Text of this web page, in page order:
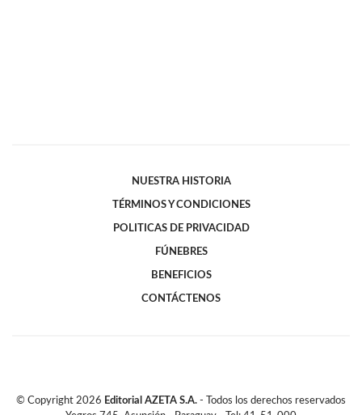
NUESTRA HISTORIA
TÉRMINOS Y CONDICIONES
POLITICAS DE PRIVACIDAD
FÚNEBRES
BENEFICIOS
CONTÁCTENOS
© Copyright 2026 Editorial AZETA S.A. - Todos los derechos reservados